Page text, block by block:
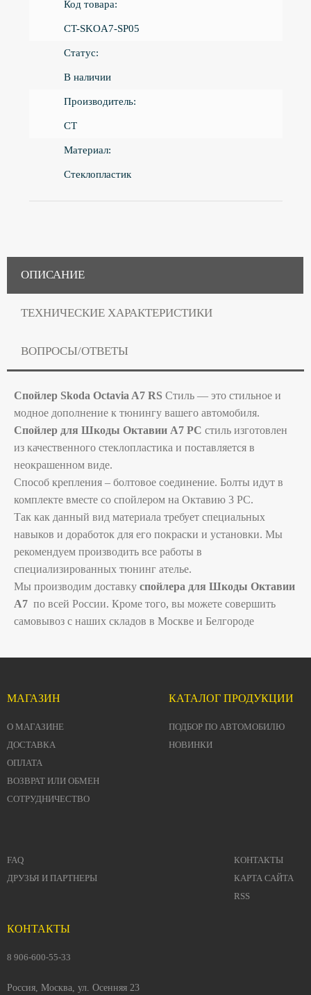
Код товара:
CT-SKOA7-SP05
Статус:
В наличии
Производитель:
CT
Материал:
Стеклопластик
ОПИСАНИЕ
ТЕХНИЧЕСКИЕ ХАРАКТЕРИСТИКИ
ВОПРОСЫ/ОТВЕТЫ
Спойлер Skoda Octavia A7 RS Стиль — это стильное и
модное дополнение к тюнингу вашего автомобиля.
Спойлер для Шкоды Октавии А7 РС стиль изготовлен
из качественного стеклопластика и поставляется в
неокрашенном виде.
Способ крепления – болтовое соединение. Болты идут в
комплекте вместе со спойлером на Октавию 3 РС.
Так как данный вид материала требует специальных
навыков и доработок для его покраски и установки. Мы
рекомендуем производить все работы в
специализированных тюнинг ателье.
Мы производим доставку спойлера для Шкоды Октавии
А7 по всей России. Кроме того, вы можете совершить
самовывоз с наших складов в Москве и Белгороде
МАГАЗИН
О МАГАЗИНЕ
ДОСТАВКА
ОПЛАТА
ВОЗВРАТ ИЛИ ОБМЕН
СОТРУДНИЧЕСТВО
КАТАЛОГ ПРОДУКЦИИ
ПОДБОР ПО АВТОМОБИЛЮ
НОВИНКИ
FAQ
ДРУЗЬЯ И ПАРТНЕРЫ
КОНТАКТЫ
КАРТА САЙТА
RSS
КОНТАКТЫ
8 906-600-55-33
Россия, Москва, ул. Осенняя 23